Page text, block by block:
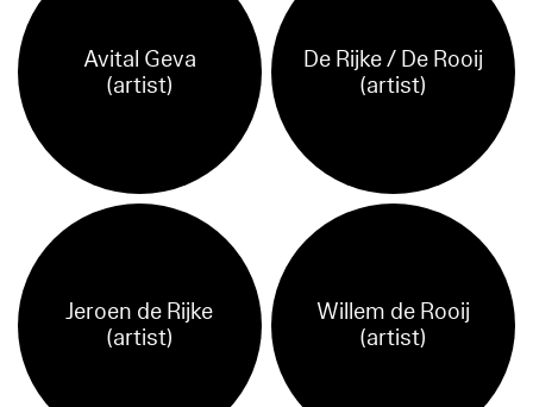
Avital Geva
(artist)
De Rijke / De Rooij
(artist)
Jeroen de Rijke
(artist)
Willem de Rooij
(artist)